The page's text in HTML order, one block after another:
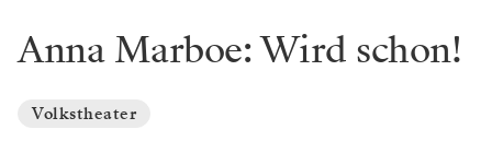
Anna Marboe: Wird schon!
Volkstheater